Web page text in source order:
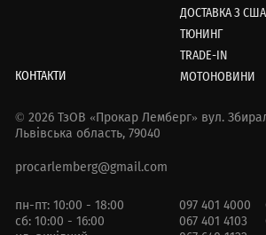
ДОСТАВКА З
ТЮНИНГ
TRADE-IN
МОТОНОВИНИ
КОНТАКТИ
© 2026 ТзОВ «Прокар Лемберг» вул.
Львівська область, 79040
procarlemberg@gmail.com
пн-пт: 10:00 - 18:00
сб: 10:00 - 16:00
097 401 4000
067 401 4103